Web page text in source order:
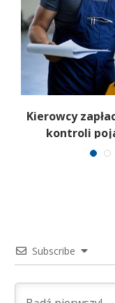
Kierowcy
kontroli
Subscribe